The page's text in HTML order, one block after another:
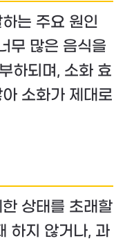
는 주요 원인
무 많은 음식을
하되며, 소화 효
소화가 제대로
상태를 초래할
하지 않거나, 과